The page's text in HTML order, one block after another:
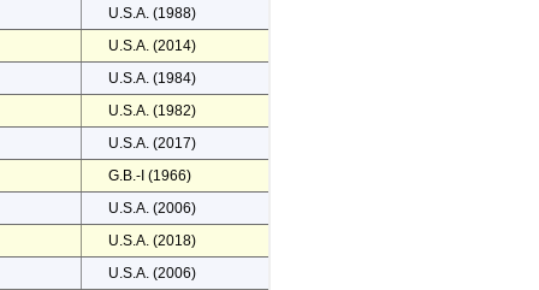
U.S.A. (1988)
U.S.A. (2014)
U.S.A. (1984)
U.S.A. (1982)
U.S.A. (2017)
G.B.-I (1966)
U.S.A. (2006)
U.S.A. (2018)
U.S.A. (2006)